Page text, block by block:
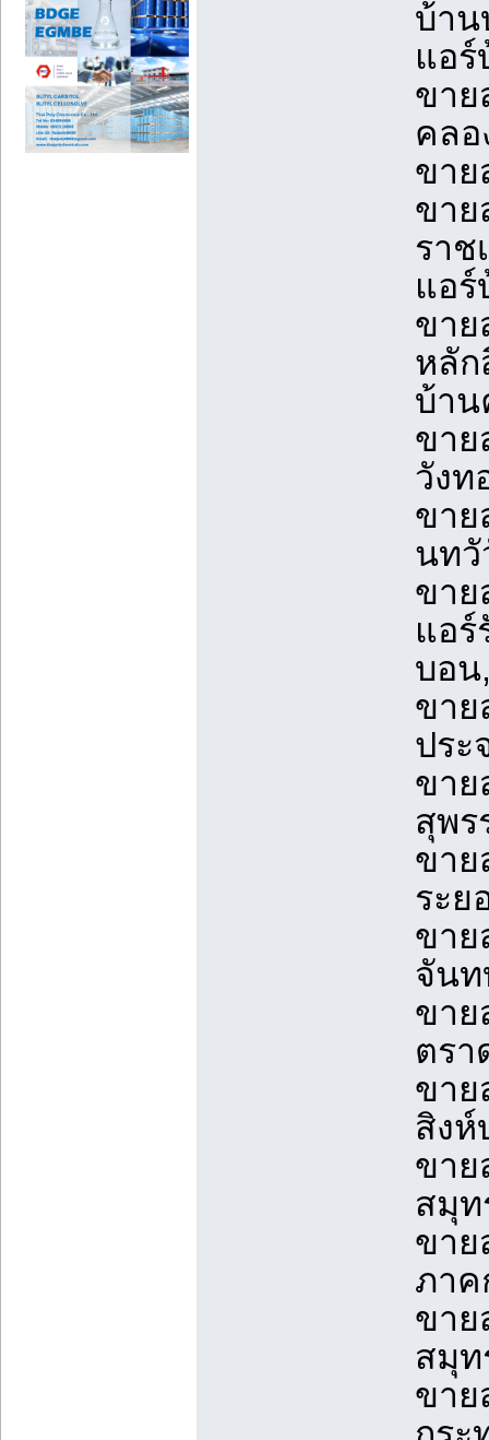
บ้าน
แอร์
ขาย
คลอ
ขาย
ขาย
ราช
แอ
ขาย
หลัก
บ้าน
ขาย
วังท
ขาย
นทวั
ขาย
แอ
บอน
ขาย
ประ
ขาย
สุพ
ขาย
ระย
ขาย
จันท
ขาย
ตรา
ขาย
สิงห์
ขาย
สมุท
ขาย
ภาค
ขาย
สมุท
ขาย